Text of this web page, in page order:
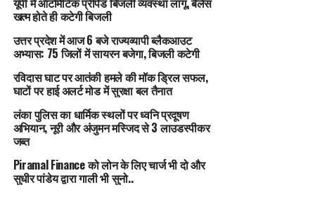
खत्म होते ही कटेगी बिजली
उत्तर प्रदेश में आज 6 बजे राज्यव्यापी ब्लैकआउट
अभ्यास: 75 जिलों में सायरन बजेगा, बिजली कटेगी
रविदास घाट पर आतंकी हमले की मॉक ड्रिल सफल,
घाटों पर हाई अलर्ट मोड में सुरक्षा बल तैनात
लंका पुलिस का धार्मिक स्थलों पर ध्वनि प्रदूषण
अभियान, नूरी और अंजुमन मस्जिद से 3 लाउडस्पीकर
जब्त
Piramal Finance को लोन के लिए चार्ज भी दो और
सुधीर पांडेय द्वारा गाली भी सुनो..